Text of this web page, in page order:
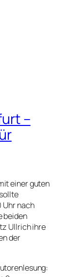
–
einer guten
Uhr nach
beiden
Ullrich ihre
der